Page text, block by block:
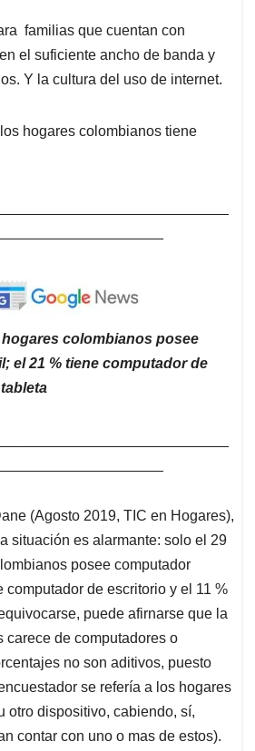
familias que cuentan con
el suficiente ancho de banda y
Y la cultura del uso de internet.
hogares colombianos tiene
hogares colombianos posee
el 21 % tiene computador de
(Agosto 2019, TIC en Hogares),
situación es alarmante: solo el 29
posee computador
computador de escritorio y el 11 %
puede afirnarse que la
carece de computadores o
no son aditivos, puesto
se refería a los hogares
otro dispositivo, cabiendo, sí,
contar con uno o mas de estos).